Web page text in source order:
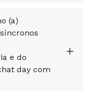
(a)
e do
day com